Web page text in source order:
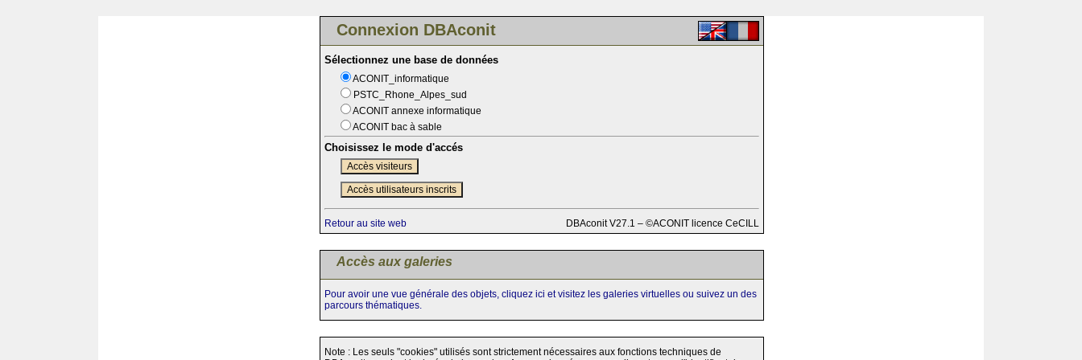
Connexion DBAconit
Sélectionnez une base de données
ACONIT_informatique
PSTC_Rhone_Alpes_sud
ACONIT annexe informatique
ACONIT bac à sable
Choisissez le mode d'accés
Accès visiteurs
Accès utilisateurs inscrits
Retour au site web DBAconit V27.1 – ©ACONIT licence CeCILL
Accès aux galeries
Pour avoir une vue générale des objets, cliquez ici et visitez les galeries virtuelles ou suivez un des
parcours thématiques.
Note : Les seuls "cookies" utilisés sont strictement nécessaires aux fonctions techniques de